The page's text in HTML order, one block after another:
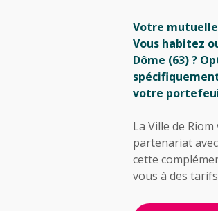
Votre
Vous habitez
Dôme (63) ?
votre
La Ville de
partenariat
cette
vous à des